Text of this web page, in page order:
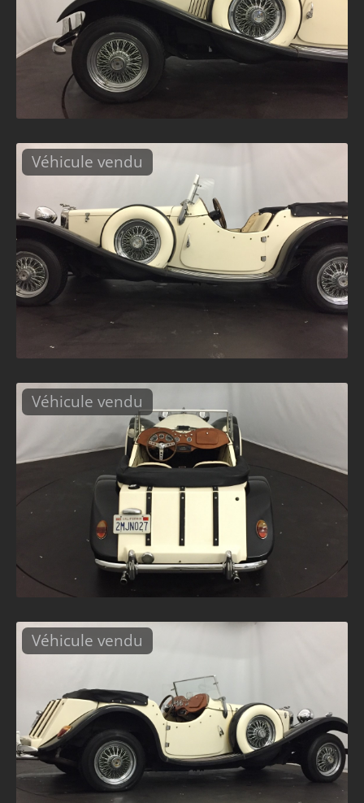
Véhicule vendu
Véhicule vendu
Véhicule vendu